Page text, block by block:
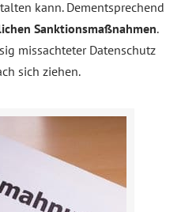
kann. Dementsprechend
Sanktionsmaßnahmen.
missachteter Datenschutz
sich ziehen.